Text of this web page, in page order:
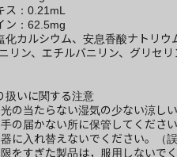
ス：0.21mL
ン：62.5mg
化カルシウム、安息香酸ナトリ
リン、エチルバニリン、グリセ
扱いに関する注意
光の当たらない湿気の少ない涼し
手の届かない所に保管してください
器に入れ替えないでください。（
限をすぎた製品は，服用しないでく